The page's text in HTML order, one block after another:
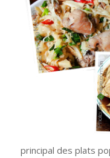
principal des plats